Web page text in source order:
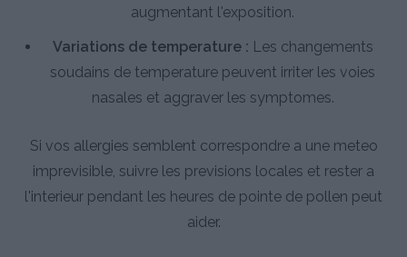
augmentant l'exposition.
Variations de temperature : Les changements
soudains de temperature peuvent irriter les voies
nasales et aggraver les symptomes.
Si vos allergies semblent correspondre a une meteo
imprevisible, suivre les previsions locales et rester a
l'interieur pendant les heures de pointe de pollen peut
aider.